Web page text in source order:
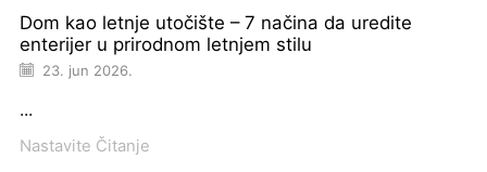
Dom kao letnje utočište – 7 načina da uredite
enterijer u prirodnom letnjem stilu
23. jun 2026.
...
Nastavite Čitanje